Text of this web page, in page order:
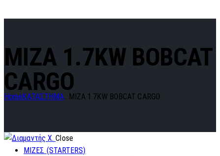
MIZA 1.7KW BOBCAT
CARGO
Home ΚΑΤΑΣΤΗΜΑ... MIZA 1.7KW BOBCAT CARGO
Close
ΜΙΖΕΣ (STARTERS)